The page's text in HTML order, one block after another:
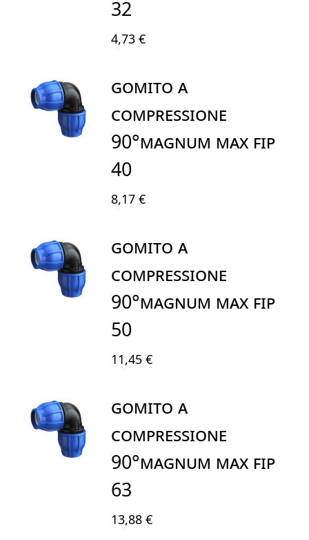
32
4,73 €
GOMITO A
COMPRESSIONE
90°MAGNUM MAX FIP
40
8,17 €
GOMITO A
COMPRESSIONE
90°MAGNUM MAX FIP
50
11,45 €
GOMITO A
COMPRESSIONE
90°MAGNUM MAX FIP
63
13,88 €